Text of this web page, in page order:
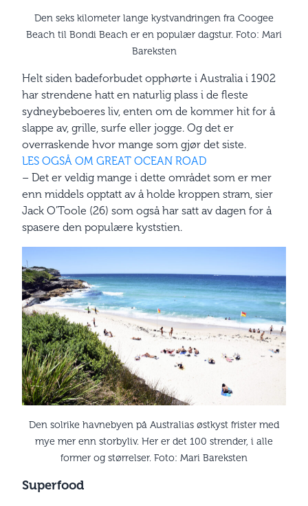
Den seks kilometer lange kystvandringen fra Coogee
Beach til Bondi Beach er en populær dagstur. Foto: Mari
Bareksten
Helt siden badeforbudet opphørte i Australia i 1902
har strendene hatt en naturlig plass i de fleste
sydneybeboeres liv, enten om de kommer hit for å
slappe av, grille, surfe eller jogge. Og det er
overraskende hvor mange som gjør det siste.
LES OGSÅ OM GREAT OCEAN ROAD
– Det er veldig mange i dette området som er mer
enn middels opptatt av å holde kroppen stram, sier
Jack O’Toole (26) som også har satt av dagen for å
spasere den populære kyststien.
Den solrike havnebyen på Australias østkyst frister med
mye mer enn storbyliv. Her er det 100 strender, i alle
former og størrelser. Foto: Mari Bareksten
Superfood